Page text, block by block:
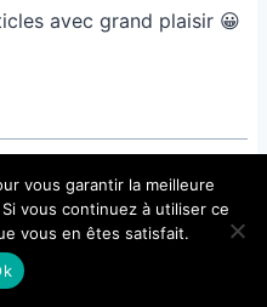
avec grand plaisir 😀
vous garantir la meilleure
vous continuez à utiliser ce
vous en êtes satisfait.